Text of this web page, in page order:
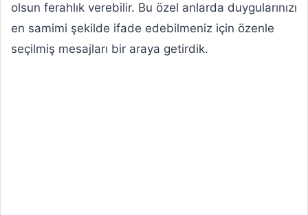
olsun ferahlık verebilir. Bu özel anlarda duygularınızı
en samimi şekilde ifade edebilmeniz için özenle
seçilmiş mesajları bir araya getirdik.